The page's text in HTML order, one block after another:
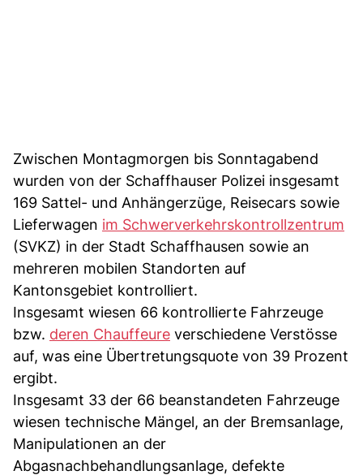
Zwischen Montagmorgen bis Sonntagabend
wurden von der Schaffhauser Polizei insgesamt
169 Sattel- und Anhängerzüge, Reisecars sowie
Lieferwagen im Schwerverkehrskontrollzentrum
(SVKZ) in der Stadt Schaffhausen sowie an
mehreren mobilen Standorten auf
Kantonsgebiet kontrolliert.
Insgesamt wiesen 66 kontrollierte Fahrzeuge
bzw. deren Chauffeure verschiedene Verstösse
auf, was eine Übertretungsquote von 39 Prozent
ergibt.
Insgesamt 33 der 66 beanstandeten Fahrzeuge
wiesen technische Mängel, an der Bremsanlage,
Manipulationen an der
Abgasnachbehandlungsanlage, defekte